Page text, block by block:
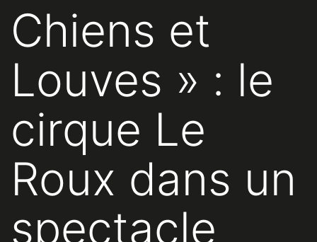
Chiens et
Louves » : le
cirque Le
Roux dans un
spectacle